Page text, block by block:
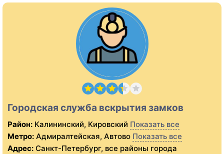
Городская служба вскрытия замков
Район: Калининский, Кировский Показать все
Метро: Адмиралтейская, Автово Показать все
Адрес: Санкт-Петербург, все районы города